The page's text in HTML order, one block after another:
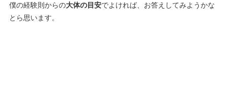
僕の経験則からの大体の目安でよければ、お答えしてみようかな
とら思います。